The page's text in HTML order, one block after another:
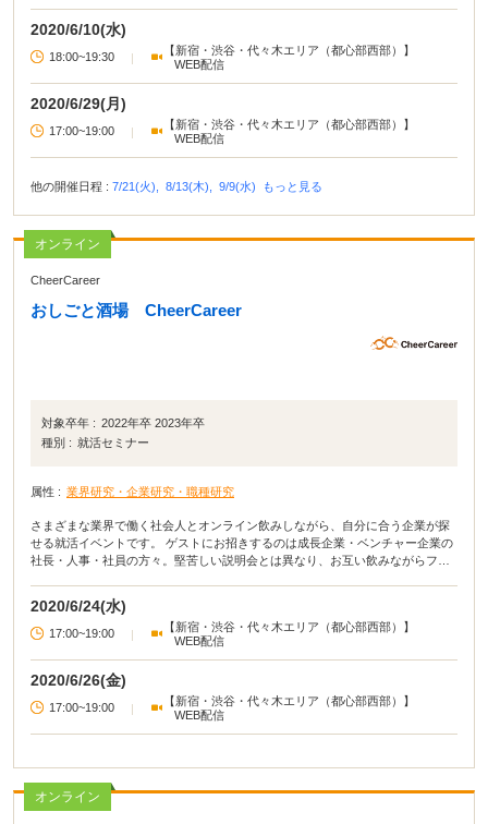
2020/6/10(水)
18:00~19:30 |
【新宿・渋谷・代々木エリア（都心部西部）】
WEB配信
2020/6/29(月)
17:00~19:00 |
【新宿・渋谷・代々木エリア（都心部西部）】
WEB配信
他の開催日程 : 7/21(火), 8/13(木), 9/9(水) もっと見る
オンライン
CheerCareer
おしごと酒場 CheerCareer
対象卒年 : 2022年卒 2023年卒
種別 : 就活セミナー
属性 : 業界研究・企業研究・職種研究
さまざまな業界で働く社会人とオンライン飲みしながら、自分に合う企業が探
せる就活イベントです。 ゲストにお招きするのは成長企業・ベンチャー企業の
社長・人事・社員の方々。堅苦しい説明会とは異なり、お互い飲みながらフラ
2020/6/24(水)
17:00~19:00 |
【新宿・渋谷・代々木エリア（都心部西部）】
WEB配信
2020/6/26(金)
17:00~19:00 |
【新宿・渋谷・代々木エリア（都心部西部）】
WEB配信
オンライン